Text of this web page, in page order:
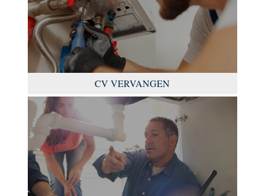
CV VERVANGEN